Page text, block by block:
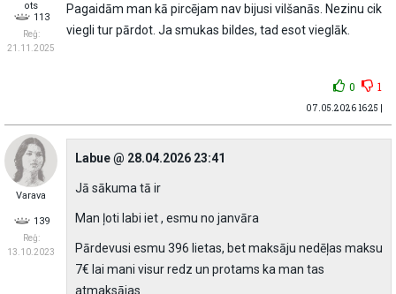
ots
113
Reģ:
21.11.2025
Pagaidām man kā pircējam nav bijusi vilšanās. Nezinu cik
viegli tur pārdot. Ja smukas bildes, tad esot vieglāk.
0 1
07.05.2026 16:25 |
Varava
139
Reģ:
13.10.2023
Labue @ 28.04.2026 23:41
Jā sākuma tā ir
Man ļoti labi iet , esmu no janvāra
Pārdevusi esmu 396 lietas, bet maksāju nedēļas maksu
7€ lai mani visur redz un protams ka man tas
atmaksājas